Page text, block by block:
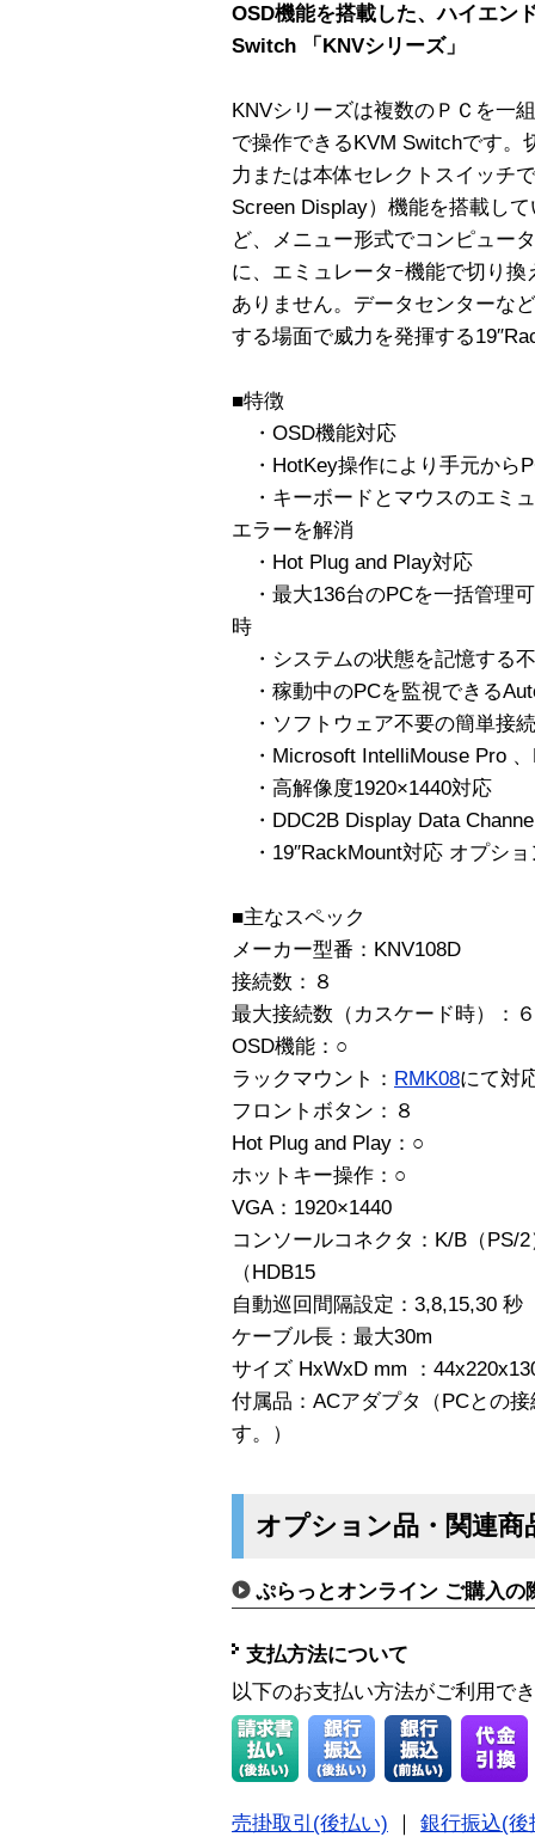
OSD機能を搭載した、ハイエン
Switch 「KNVシリーズ」
KNVシリーズは複数のＰＣを一
で操作できるKVM Switchです。
力または本体セレクトスイッチ
Screen Display）機能を搭載し
ど、メニュー形式でコンピュー
に、エミュレータｰ機能で切り
ありません。データセンターな
する場面で威力を発揮する
■特徴
・OSD機能対応
・HotKey操作により手元から
・キーボードとマウスのエミ
エラーを解消
・Hot Plug and Play対応
・最大136台のPCを一括管理
時
・システムの状態を記憶する
・稼動中のPCを監視できる
・ソフトウェア不要の簡単接続
・Microsoft IntelliMouse Pro
・高解像度1920×1440対応
・DDC2B Display Data
・19″RackMount対応 オプショ
■主なスペック
メーカー型番：KNV108D
接続数：８
最大接続数（カスケード時）：
OSD機能：○
ラックマウント： RMK08にて対
フロントボタン：８
Hot Plug and Play：○
ホットキー操作：○
VGA：1920×1440
コンソールコネクタ：K/B（PS/
（HDB15
自動巡回間隔設定：3,8,15,30 秒
ケーブル長：最大30m
サイズ HxWxD mm ：
付属品：ACアダプタ（PCとの
す。）
オプション品・関連商
ぷらっとオンライン ご購入の
支払方法について
以下のお支払い方法がご利用で
売掛取引(後払い) 銀行振込(後